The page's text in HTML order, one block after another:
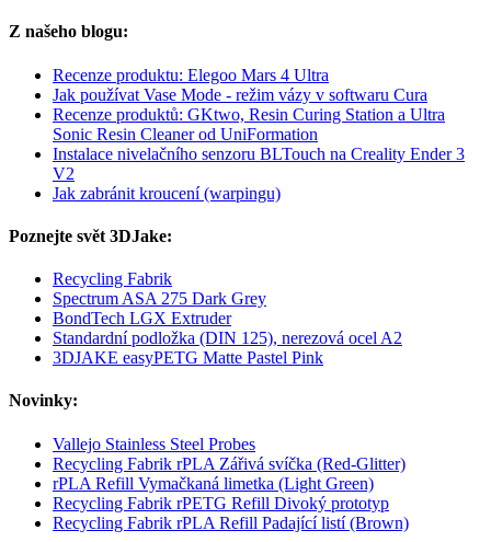
Z našeho blogu:
Recenze produktu: Elegoo Mars 4 Ultra
Jak používat Vase Mode - režim vázy v softwaru Cura
Recenze produktů: GKtwo, Resin Curing Station a Ultra
Sonic Resin Cleaner od UniFormation
Instalace nivelačního senzoru BLTouch na Creality Ender 3
V2
Jak zabránit kroucení (warpingu)
Poznejte svět 3DJake:
Recycling Fabrik
Spectrum ASA 275 Dark Grey
BondTech LGX Extruder
Standardní podložka (DIN 125), nerezová ocel A2
3DJAKE easyPETG Matte Pastel Pink
Novinky:
Vallejo Stainless Steel Probes
Recycling Fabrik rPLA Zářivá svíčka (Red-Glitter)
rPLA Refill Vymačkaná limetka (Light Green)
Recycling Fabrik rPETG Refill Divoký prototyp
Recycling Fabrik rPLA Refill Padající listí (Brown)